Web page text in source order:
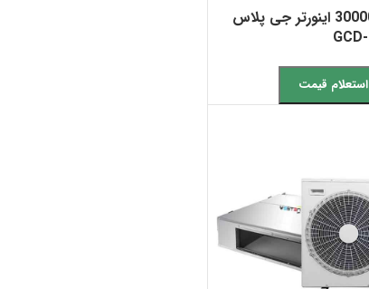
داکت اسپلیت 30000 اینورتر جی پلاس
استعلام قیمت